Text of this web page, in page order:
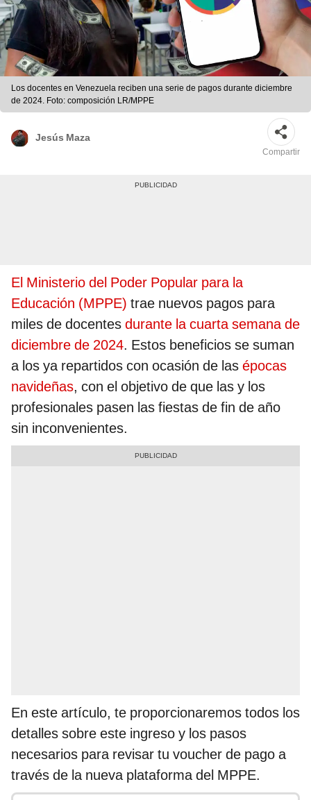
Los docentes en Venezuela reciben una serie de pagos durante diciembre
de 2024. Foto: composición LR/MPPE
Jesús Maza
Compartir
El Ministerio del Poder Popular para la
Educación (MPPE) trae nuevos pagos para
miles de docentes durante la cuarta semana de
diciembre de 2024. Estos beneficios se suman
a los ya repartidos con ocasión de las épocas
navideñas, con el objetivo de que las y los
profesionales pasen las fiestas de fin de año
sin inconvenientes.
En este artículo, te proporcionaremos todos los
detalles sobre este ingreso y los pasos
necesarios para revisar tu voucher de pago a
través de la nueva plataforma del MPPE.